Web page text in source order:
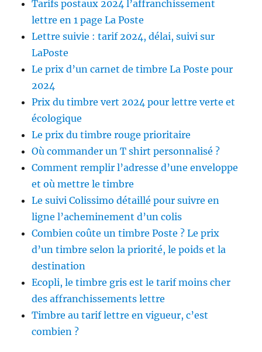
Tarifs postaux 2024 l’affranchissement
lettre en 1 page La Poste
Lettre suivie : tarif 2024, délai, suivi sur
LaPoste
Le prix d’un carnet de timbre La Poste pour
2024
Prix du timbre vert 2024 pour lettre verte et
écologique
Le prix du timbre rouge prioritaire
Où commander un T shirt personnalisé ?
Comment remplir l’adresse d’une enveloppe
et où mettre le timbre
Le suivi Colissimo détaillé pour suivre en
ligne l’acheminement d’un colis
Combien coûte un timbre Poste ? Le prix
d’un timbre selon la priorité, le poids et la
destination
Ecopli, le timbre gris est le tarif moins cher
des affranchissements lettre
Timbre au tarif lettre en vigueur, c’est
combien ?